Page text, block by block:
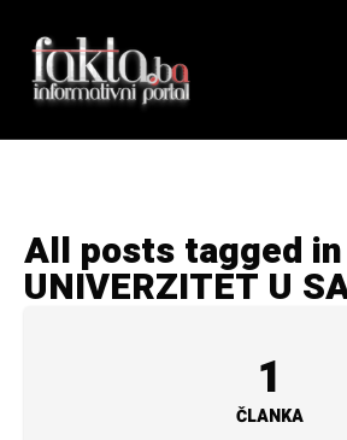
All posts tagged in
UNIVERZITET U
1
ČLANKA